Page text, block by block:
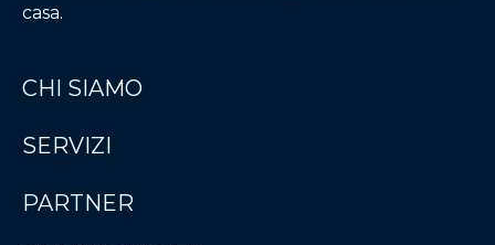
casa.
CHI SIAMO
SERVIZI
PARTNER